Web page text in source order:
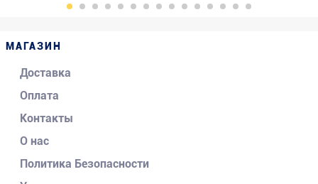
МАГАЗИН
Доставка
Оплата
Контакты
О нас
Политика Безопасности